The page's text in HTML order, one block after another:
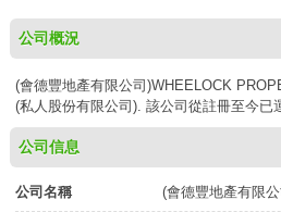
公司概況
(會德豐地產有限公司)WHEELOCK
(私人股份有限公司). 該公司從註冊至今
公司信息
公司名稱 (會德豐地產有限